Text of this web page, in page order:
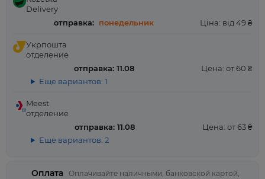
Оплата
Оплачивайте наличными, банковской картой,
Delivery
отправка: понедельник Ціна: від 49 ₴
Укрпошта
отделение
отправка: 11.08
Цена: от 60 ₴
Еще вариантов: 1
Meest
отделение
отправка: 11.08
Цена: от 63 ₴
Еще вариантов: 2